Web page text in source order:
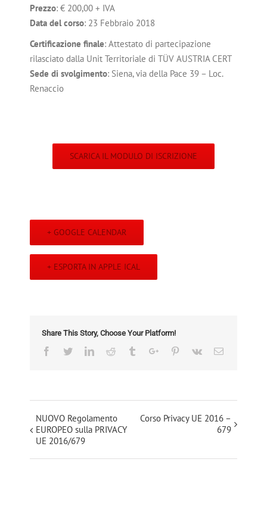
Prezzo: € 200,00 + IVA
Data del corso: 23 Febbraio 2018
Certificazione finale: Attestato di partecipazione
rilasciato dalla Unit Territoriale di TÜV AUSTRIA CERT
Sede di svolgimento: Siena, via della Pace 39 – Loc.
Renaccio
SCARICA IL MODULO DI ISCRIZIONE
+ GOOGLE CALENDAR
+ ESPORTA IN APPLE ICAL
Share This Story, Choose Your Platform!
Facebook
TwitterLinkedinReddit TumblrGoogle+Pinterest
Vk Email
Evento
Navigation
NUOVO Regolamento
EUROPEO sulla PRIVACY
UE 2016/679
Corso Privacy UE 2016 –
679